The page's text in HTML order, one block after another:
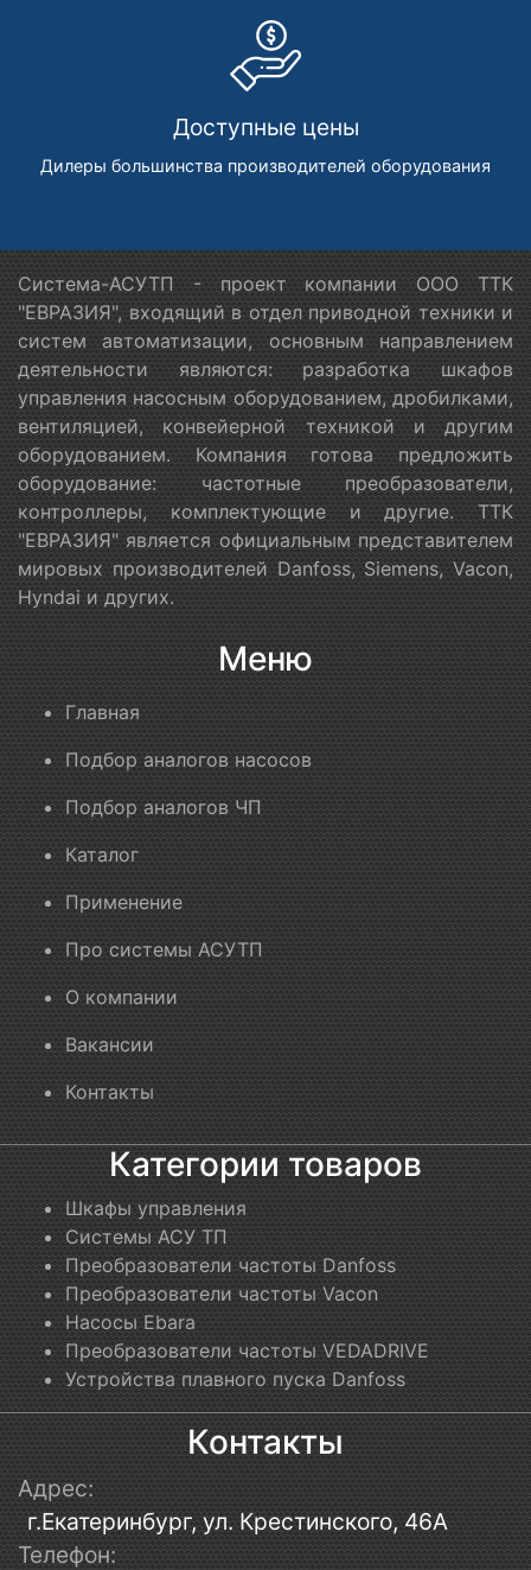
Доступные цены
Дилеры большинства производителей оборудования
Система-АСУТП - проект компании ООО ТТК
"ЕВРАЗИЯ", входящий в отдел приводной техники и
систем автоматизации, основным направлением
деятельности являются: разработка шкафов
управления насосным оборудованием, дробилками,
вентиляцией, конвейерной техникой и другим
оборудованием. Компания готова предложить
оборудование: частотные преобразователи,
контроллеры, комплектующие и другие. ТТК
"ЕВРАЗИЯ" является официальным представителем
мировых производителей Danfoss, Siemens, Vacon,
Hyndai и других.
Меню
Главная
Подбор аналогов насосов
Подбор аналогов ЧП
Каталог
Применение
Про системы АСУТП
О компании
Вакансии
Контакты
Категории товаров
Шкафы управления
Системы АСУ ТП
Преобразователи частоты Danfoss
Преобразователи частоты Vacon
Насосы Ebara
Преобразователи частоты VEDADRIVE
Устройства плавного пуска Danfoss
Контакты
Адрес:
г.Екатеринбург, ул. Крестинского, 46А
Телефон: